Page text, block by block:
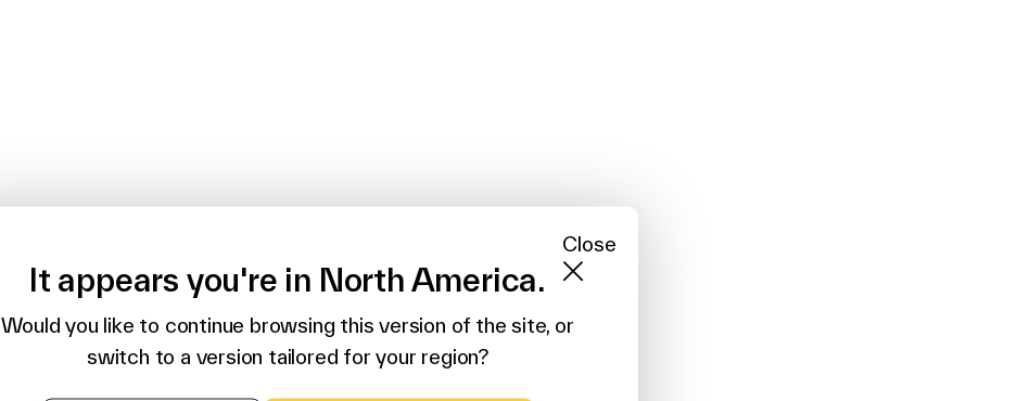
Close
It appears you're in North America.
Would you like to continue browsing this version of the site, or
switch to a version tailored for your region?